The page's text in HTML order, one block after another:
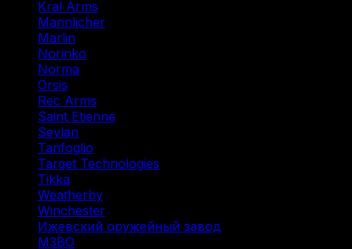
Kral Arms
Mannlicher
Marlin
Norinko
Norma
Orsis
Rec Arms
Saint Etienne
Seylan
Tanfoglio
Target Technologies
Tikka
Weatherby
Winchester
Ижевский оружейный завод
МЗВО